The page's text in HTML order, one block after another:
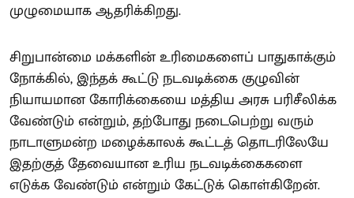
முழுமையாக ஆதரிக்கிறது.
சிறுபான்மை மக்களின் உரிமைகளைப் பாதுகாக்கும்
நோக்கில், இந்தக் கூட்டு நடவடிக்கை குழுவின்
நியாயமான கோரிக்கையை மத்திய அரசு பரிசீலிக்க
வேண்டும் என்றும், தற்போது நடைபெற்று வரும்
நாடாளுமன்ற மழைக்காலக் கூட்டத் தொடரிலேயே
இதற்குத் தேவையான உரிய நடவடிக்கைகளை
எடுக்க வேண்டும் என்றும் கேட்டுக் கொள்கிறேன்.